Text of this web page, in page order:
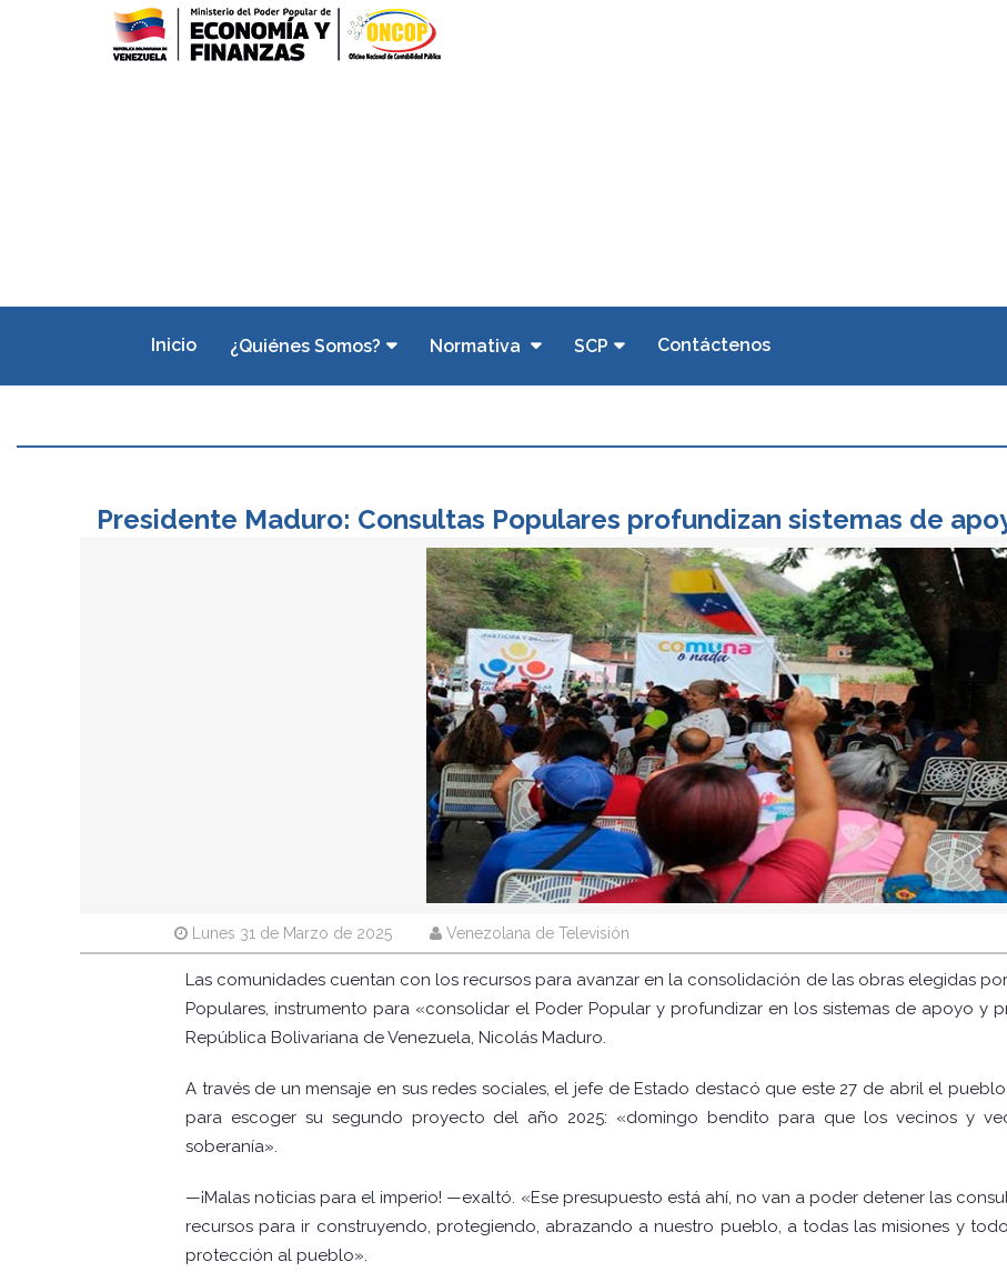
Inicio ¿Quiénes Somos? Normativa SCP Contáctenos
Presidente Maduro: Consultas Populares profundizan sistemas de
Lunes 31 de Marzo de 2025 Venezolana de Televisión
Las comunidades cuentan con los recursos para avanzar en la consolidación de las obras elegidas
Populares, instrumento para «consolidar el Poder Popular y profundizar en los sistemas de apoyo y
República Bolivariana de Venezuela, Nicolás Maduro.
A través de un mensaje en sus redes sociales, el jefe de Estado destacó que este 27 de abril el
para escoger su segundo proyecto del año 2025: «domingo bendito para que los vecinos y
soberanía».
—¡Malas noticias para el imperio! —exaltó. «Ese presupuesto está ahí, no van a poder detener las
recursos para ir construyendo, protegiendo, abrazando a nuestro pueblo, a todas las misiones y
protección al pueblo».